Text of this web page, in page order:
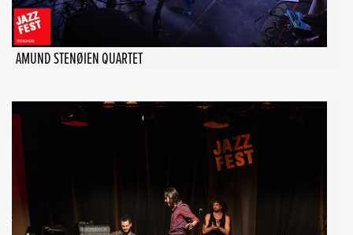
AMUND STENØIEN QUARTET